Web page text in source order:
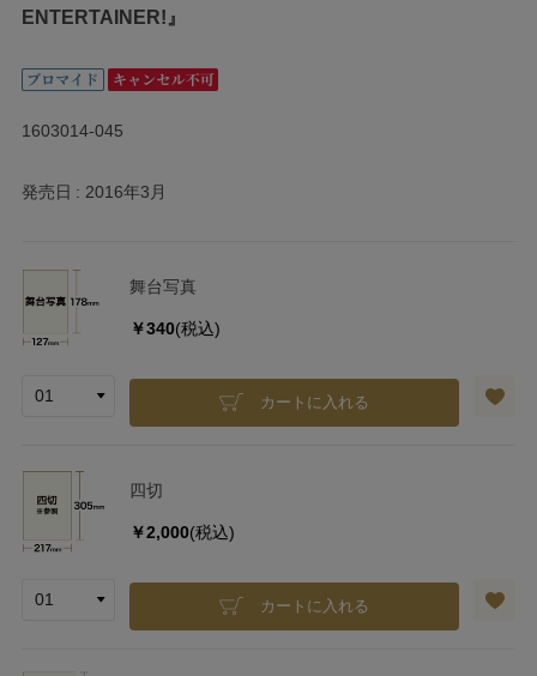
ENTERTAINER!』
1603014-045
発売日 2016年3月
舞台写真
￥340(税込)
カートに入れる
四切
￥2,000(税込)
カートに入れる